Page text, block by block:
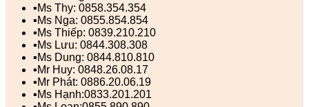
▪️Ms Thy: 0858.354.354
▪️Ms Nga: 0855.854.854
▪️Ms Thiếp: 0839.210.210
▪️Ms Lưu: 0844.308.308
▪️Ms Dung: 0844.810.810
▪️Mr Huy: 0848.26.08.17
▪️Mr Phát: 0886.20.06.19
▪️Ms Hạnh:0833.201.201